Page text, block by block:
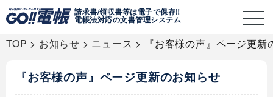
請求書/領収書等は電子で保存‼
電帳法対応の文書管理システム
TOP > お知らせ > ニュース > 『お客様の声』ページ更新
『お客様の声』ページ更新のお知らせ